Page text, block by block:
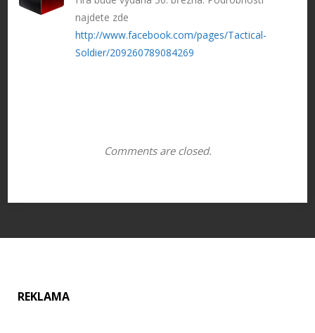
najdete zde
http://www.facebook.com/pages/Tactical-
Soldier/209260789084269
Comments are closed.
REKLAMA